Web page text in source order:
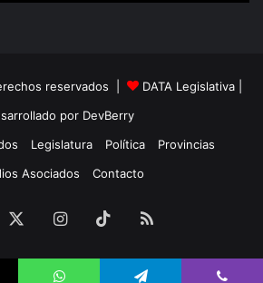
reservados | DATA Legislativa
por DevBerry
Legislatura Política
Provincias
Asociados
Contacto
Instagram
TikTok